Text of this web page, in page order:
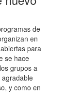
de
en
para
se hace
grupos a
y como en